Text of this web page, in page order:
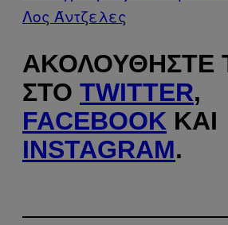
Λος Άντζελες
ΑΚΟΛΟΥΘΉΣΤΕ
ΣΤΟ TWITTER,
FACEBOOK ΚΑΙ
INSTAGRAM.